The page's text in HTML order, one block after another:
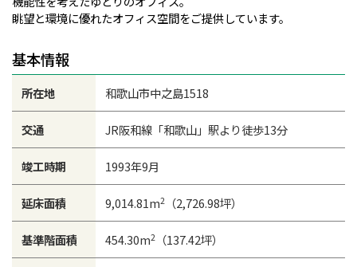
眺望と環境に優れたオフィス空間をご提供しています。
基本情報
所在地 和歌山市中之島1518
交通 JR阪和線「和歌山」駅より徒歩13分
竣工時期 1993年9月
延床面積 9,014.81m2 （2,726.98坪）
基準階面積 454.30m2 （137.42坪）